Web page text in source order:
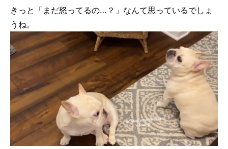
きっと「まだ怒ってるの…？」なんて思っているでしょ
うね。